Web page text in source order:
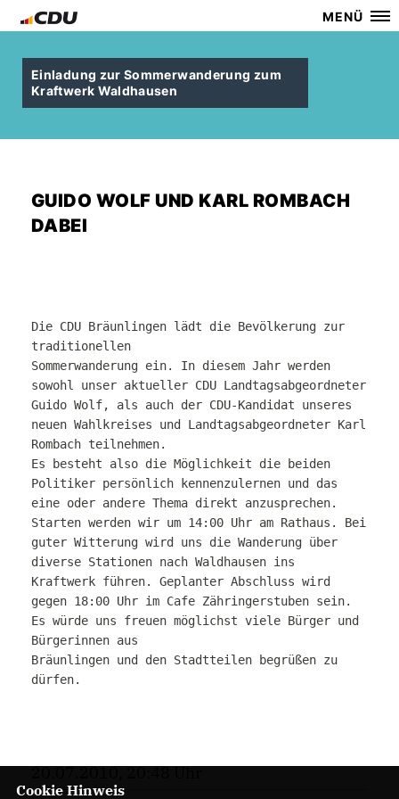
MENÜ
Einladung zur Sommerwanderung zum
Kraftwerk Waldhausen
GUIDO WOLF UND KARL ROMBACH
DABEI
Die CDU Bräunlingen lädt die Bevölkerung zur
traditionellen
Sommerwanderung ein. In diesem Jahr werden
sowohl unser aktueller CDU Landtagsabgeordneter
Guido Wolf, als auch der CDU-Kandidat unseres
neuen Wahlkreises und Landtagsabgeordneter Karl
Rombach teilnehmen.
Es besteht also die Möglichkeit die beiden
Politiker persönlich
kennenzulernen und das
eine oder andere Thema direkt anzusprechen.
Starten werden wir um 14:00 Uhr am Rathaus. Bei
guter Witterung wird uns die Wanderung über
diverse Stationen nach Waldhausen ins
Kraftwerk führen. Geplanter Abschluss wird
gegen 18:00 Uhr im Cafe Zähringerstuben sein.
Es würde uns freuen möglichst viele Bürger und
Bürgerinnen aus
Bräunlingen und den Stadtteilen begrüßen zu
dürfen.
20.07.2010, 20:48 Uhr
Cookie Hinweis